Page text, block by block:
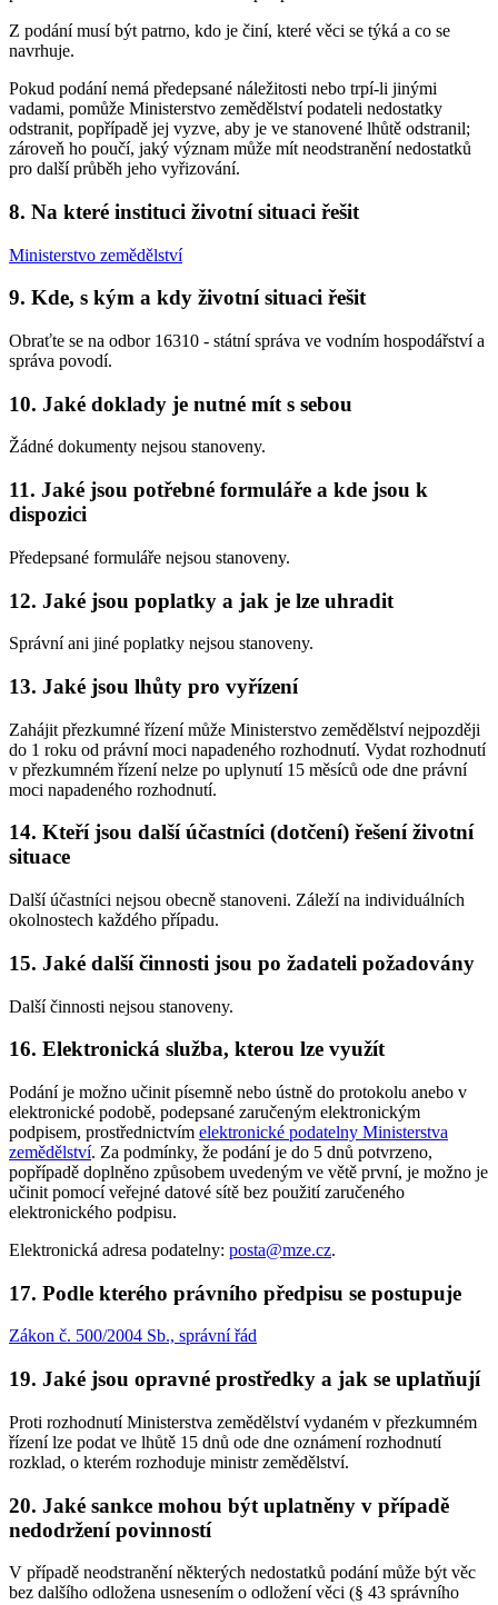
Z podání musí být patrno, kdo je činí, které věci se týká a co se
navrhuje.
Pokud podání nemá předepsané náležitosti nebo trpí-li jinými
vadami, pomůže Ministerstvo zemědělství podateli nedostatky
odstranit, popřípadě jej vyzve, aby je ve stanovené lhůtě odstranil;
zároveň ho poučí, jaký význam může mít neodstranění nedostatků
pro další průběh jeho vyřizování.
8. Na které instituci životní situaci řešit
Ministerstvo zemědělství
9. Kde, s kým a kdy životní situaci řešit
Obraťte se na odbor 16310 - státní správa ve vodním hospodářství a
správa povodí.
10. Jaké doklady je nutné mít s sebou
Žádné dokumenty nejsou stanoveny.
11. Jaké jsou potřebné formuláře a kde jsou k
dispozici
Předepsané formuláře nejsou stanoveny.
12. Jaké jsou poplatky a jak je lze uhradit
Správní ani jiné poplatky nejsou stanoveny.
13. Jaké jsou lhůty pro vyřízení
Zahájit přezkumné řízení může Ministerstvo zemědělství nejpozději
do 1 roku od právní moci napadeného rozhodnutí. Vydat rozhodnutí
v přezkumném řízení nelze po uplynutí 15 měsíců ode dne právní
moci napadeného rozhodnutí.
14. Kteří jsou další účastníci (dotčení) řešení životní
situace
Další účastníci nejsou obecně stanoveni. Záleží na individuálních
okolnostech každého případu.
15. Jaké další činnosti jsou po žadateli požadovány
Další činnosti nejsou stanoveny.
16. Elektronická služba, kterou lze využít
Podání je možno učinit písemně nebo ústně do protokolu anebo v
elektronické podobě, podepsané zaručeným elektronickým
podpisem, prostřednictvím elektronické podatelny Ministerstva
zemědělství. Za podmínky, že podání je do 5 dnů potvrzeno,
popřípadě doplněno způsobem uvedeným ve větě první, je možno je
učinit pomocí veřejné datové sítě bez použití zaručeného
elektronického podpisu.
Elektronická adresa podatelny: posta@mze.cz.
17. Podle kterého právního předpisu se postupuje
Zákon č. 500/2004 Sb., správní řád
19. Jaké jsou opravné prostředky a jak se uplatňují
Proti rozhodnutí Ministerstva zemědělství vydaném v přezkumném
řízení lze podat ve lhůtě 15 dnů ode dne oznámení rozhodnutí
rozklad, o kterém rozhoduje ministr zemědělství.
20. Jaké sankce mohou být uplatněny v případě
nedodržení povinností
V případě neodstranění některých nedostatků podání může být věc
bez dalšího odložena usnesením o odložení věci (§ 43 správního